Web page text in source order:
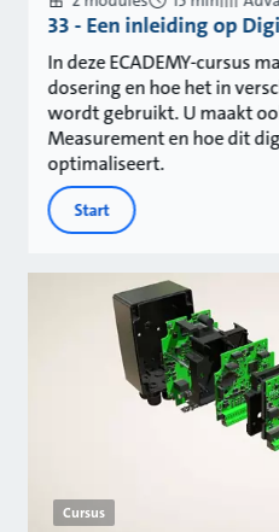
33 - Een inleiding op
In deze ECADEMY-cursus
dosering en hoe het in
wordt gebruikt. U maakt
Measurement en hoe dit
optimaliseert.
Start
Cursus